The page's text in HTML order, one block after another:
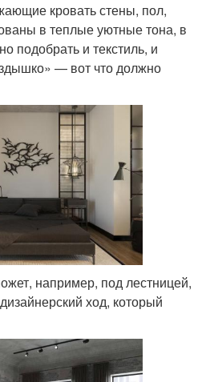
кровать стены, пол,
в теплые уютные тона, в
подобрать и текстиль, и
— вот что должно
например, под лестницей,
ход, который